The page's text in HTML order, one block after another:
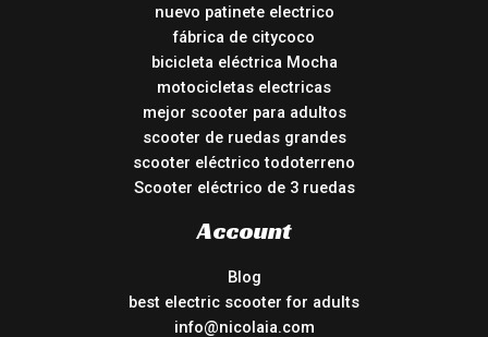
nuevo patinete electrico
fábrica de citycoco
bicicleta eléctrica Mocha
motocicletas electricas
mejor scooter para adultos
scooter de ruedas grandes
scooter eléctrico todoterreno
Scooter eléctrico de 3 ruedas
Account
Blog
best electric scooter for adults
info@nicolaia.com